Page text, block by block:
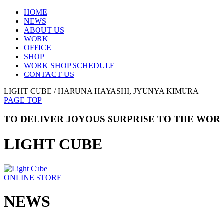
HOME
NEWS
ABOUT US
WORK
OFFICE
SHOP
WORK SHOP SCHEDULE
CONTACT US
LIGHT CUBE / HARUNA HAYASHI, JYUNYA KIMURA
PAGE TOP
TO DELIVER JOYOUS SURPRISE TO THE
LIGHT CUBE
ONLINE STORE
NEWS